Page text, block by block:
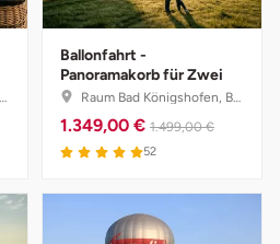
Ballonfahrt -
Panoramakorb für Zwei
Raum Bad Königshofen, Bayern
1.349,00 € 1.499,00 €
52